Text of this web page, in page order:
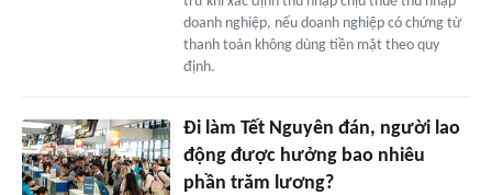
doanh nghiệp, nếu doanh nghiệp có chứng từ
thanh toán không dùng tiền mặt theo quy
định.
Đi làm Tết Nguyên đán, người lao
động được hưởng bao nhiêu
phần trăm lương?